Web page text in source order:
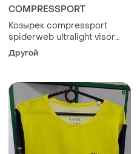
COMPRESSPORT
Козырек compressport
spiderweb ultralight visor
white/blue
Другой